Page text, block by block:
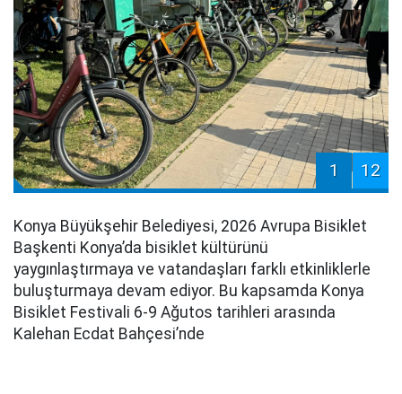
1 12
Konya Büyükşehir Belediyesi, 2026 Avrupa Bisiklet
Başkenti Konya’da bisiklet kültürünü
yaygınlaştırmaya ve vatandaşları farklı etkinliklerle
buluşturmaya devam ediyor. Bu kapsamda Konya
Bisiklet Festivali 6-9 Ağutos tarihleri arasında
Kalehan Ecdat Bahçesi’nde